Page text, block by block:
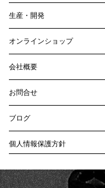
生産・開発
オンラインショップ
会社概要
お問合せ
ブログ
個人情報保護方針